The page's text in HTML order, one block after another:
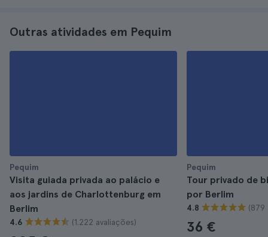
Outras atividades em Pequim
Pequim
Visita guiada privada ao palácio e
aos jardins de Charlottenburg em
Berlim
4.6 (1.222 avaliações)
Pequim
Tour privado de
por Berlim
4.8 (879
36 €